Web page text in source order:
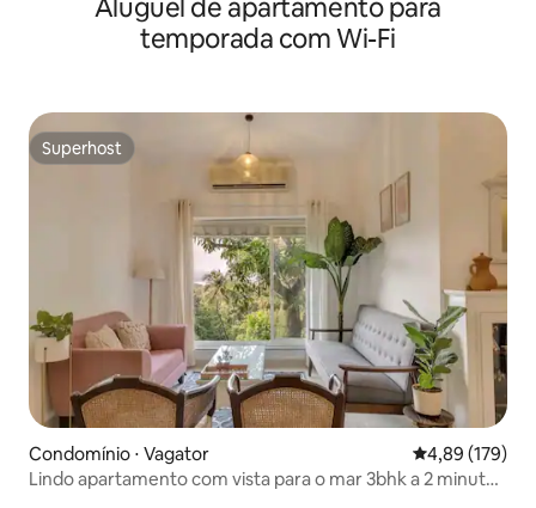
Aluguel de apartamento para
temporada com Wi-Fi
Superhost
Superhost
Condomínio ⋅ Vagator 4,89 de uma
4,89 (179)
Lindo apartamento com vista para o mar 3bhk a 2 minutos